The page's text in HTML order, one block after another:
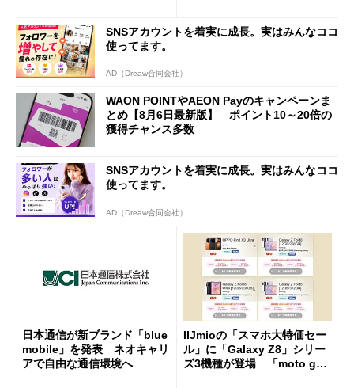
SNSアカウントを着実に成長。実はみんなココ
使ってます。
AD（Dreaw合同会社）
WAON POINTやAEON Payのキャンペーンま
とめ【8月6日最新版】 ポイント10～20倍の
獲得チャンス多数
SNSアカウントを着実に成長。実はみんなココ
使ってます。
AD（Dreaw合同会社）
日本通信が新ブランド「blue
mobile」を発表 ネオキャリ
アで自由な通信環境へ
IIJmioの「スマホ大特価セー
ル」に「Galaxy Z8」シリー
ズ3機種が登場 「moto g37